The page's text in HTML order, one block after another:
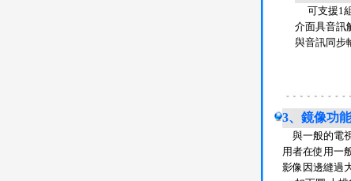
可支援1組
介面具音訊
與音訊同步
3、鏡像功能
與一般的電
用者在使用一
影像因邊縫過